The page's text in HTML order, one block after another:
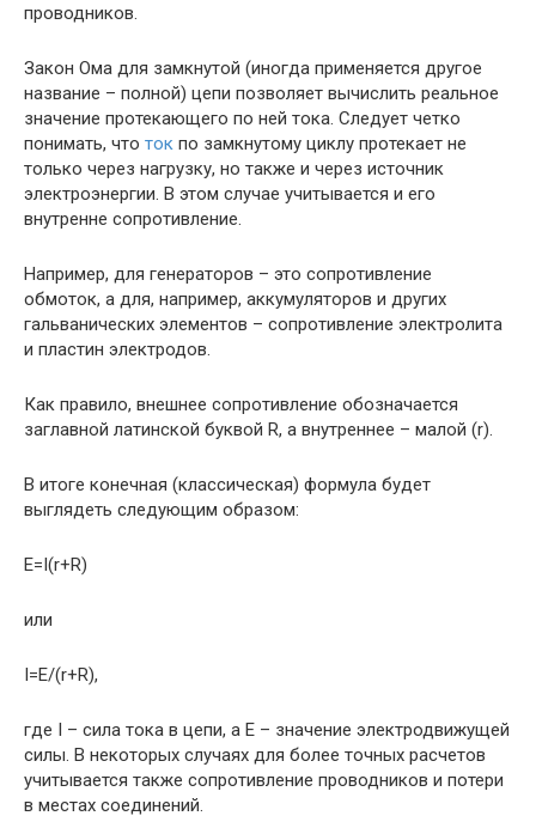
проводников.
Закон Ома для замкнутой (иногда применяется другое
название – полной) цепи позволяет вычислить реальное
значение протекающего по ней тока. Следует четко
понимать, что ток по замкнутому циклу протекает не
только через нагрузку, но также и через источник
электроэнергии. В этом случае учитывается и его
внутренне сопротивление.
Например, для генераторов – это сопротивление
обмоток, а для, например, аккумуляторов и других
гальванических элементов – сопротивление электролита
и пластин электродов.
Как правило, внешнее сопротивление обозначается
заглавной латинской буквой R, а внутреннее – малой (r).
В итоге конечная (классическая) формула будет
выглядеть следующим образом:
E=I(r+R)
или
I=E/(r+R),
где I – сила тока в цепи, а E – значение электродвижущей
силы. В некоторых случаях для более точных расчетов
учитывается также сопротивление проводников и потери
в местах соединений.